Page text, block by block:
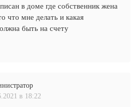
в доме где собственник жена
что мне делать и какая
быть на счету
в 18:22